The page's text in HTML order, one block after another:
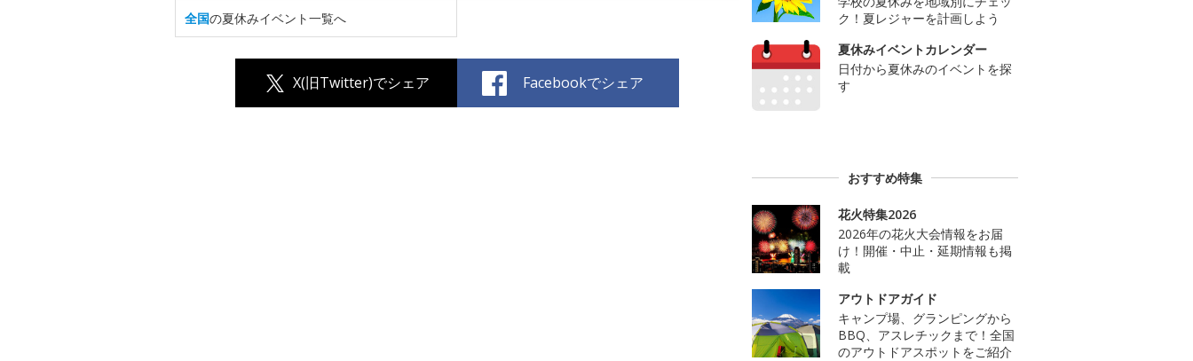
全国の夏休みイベント一覧へ
X(旧Twitter)でシェア Facebookでシェア
ク！夏レジャーを計画しよう
夏休みイベントカレンダー
日付から夏休みのイベントを探
す
おすすめ特集
花火特集2026
2026年の花火大会情報をお届
け！開催・中止・延期情報も掲
載
アウトドアガイド
キャンプ場、グランピングから
BBQ、アスレチックまで！全国
のアウトドアスポットをご紹介